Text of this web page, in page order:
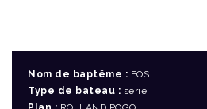
Nom de baptême : EOS
Type de bateau : serie